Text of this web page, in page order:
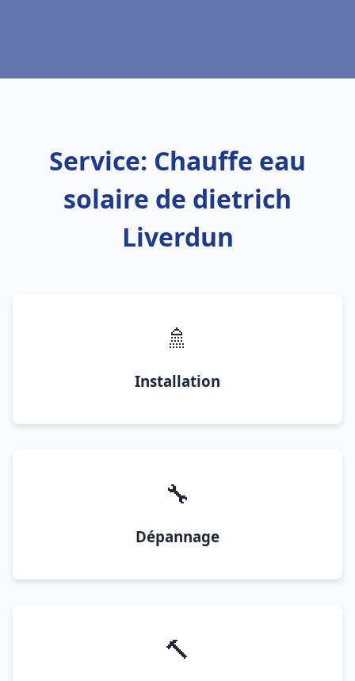
Service: Chauffe eau
solaire de dietrich
Liverdun
🚿
Installation
🔧
Dépannage
🔨